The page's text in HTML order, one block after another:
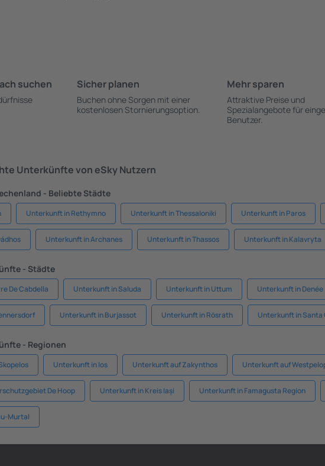
suchen Sicher planen
Buchen ohne Sorgen mit einer
kostenlosen Stornierungsoption.
Mehr sparen
Attraktive Preise und
Spezialangebote für
Benutzer.
Unterkünfte von eSky Nutzern
- Beliebte Städte
Unterkunft in Rethymno Unterkunft in Thessaloniki Unterkunft in Paros
Unterkunft in Archanes Unterkunft in Thassos Unterkunft in Kalavryta
- Städte
De Cabdella Unterkunft in Saluda Unterkunft in Uttum Unterkunft in Denée
Unterkunft in Burjassot Unterkunft in Rösrath Unterkunft in Santa
- Regionen
Unterkunft in Ios Unterkunft auf Zakynthos Unterkunft auf
De Hoop Unterkunft in Kreis Iași Unterkunft in Famagusta Region
Murtal